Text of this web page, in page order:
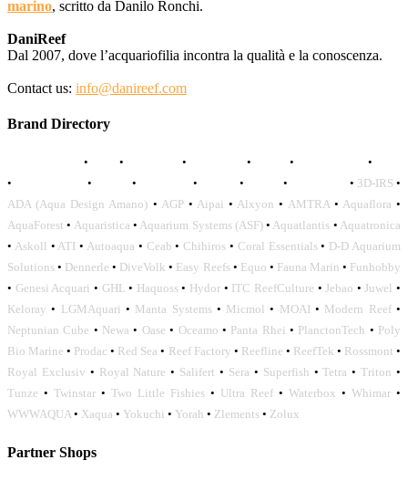
marino, scritto da Danilo Ronchi.
DaniReef
Dal 2007, dove l’acquariofilia incontra la qualità e la conoscenza.
Contact us: info@danireef.com
Brand Directory
• • • • • •
•
• • • • • • 3D-IRS •
ADA (Aqua Design Amano) • AGP• Aipai • Alxyon • AMTRA• Aquaflora •
AquaForest • Aquaristica • Aquarium Systems (ASF)• Aquatlantis • Aquatronica
• Askoll • ATI • Autoaqua • Ceab • Chihiros • Coral Essentials• D-D Aquarium
Solutions • Dennerle • DiveVolk • Easy Reefs• Equo • Fauna Marin • Funhobby
• Genesi Acquari • GHL • Haquoss• Hydor • ITC ReefCulture •Jebao •Juwel •
Keloray • LGMAquari • Manta Systems• Micmol • MOAI • Modern Reef•
Neptunian Cube • Newa • Oase • Oceamo • Panta Rhei • PlanctonTech • Poly
Bio Marine • Prodac • Red Sea • Reef Factory • Reefline • ReefTek • Rossmont •
Royal Exclusiv • Royal Nature • Salifert • Sera • Superfish •Tetra •Triton •
Tunze • Twinstar • Two Little Fishies • Ultra Reef • Waterbox • Whimar •
WWWAQUA• Xaqua • Yokuchi • Yorah • Zlements • Zolux
Partner Shops